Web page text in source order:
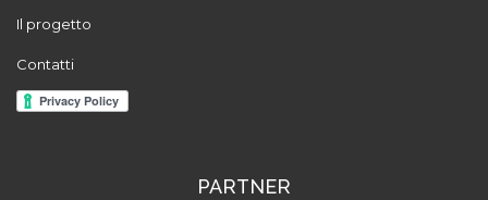
Il progetto
Contatti
PARTNER